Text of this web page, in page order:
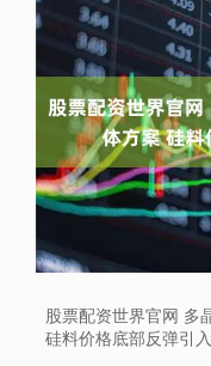
股票配资世界官网 多
硅料价格底部反弹引